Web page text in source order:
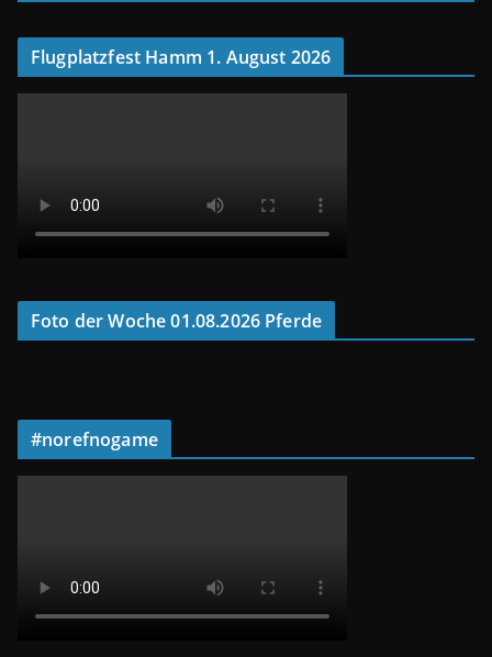
Flugplatzfest Hamm 1. August 2026
Foto der Woche 01.08.2026 Pferde
#norefnogame